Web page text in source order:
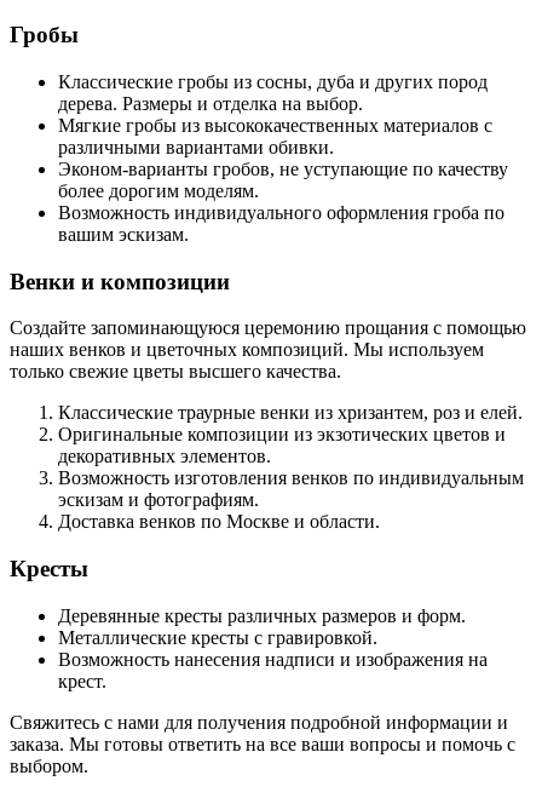
Гробы
Классические гробы из сосны, дуба и других пород
дерева. Размеры и отделка на выбор.
Мягкие гробы из высококачественных материалов с
различными вариантами обивки.
Эконом-варианты гробов, не уступающие по качеству
более дорогим моделям.
Возможность индивидуального оформления гроба по
вашим эскизам.
Венки и композиции
Создайте запоминающуюся церемонию прощания с помощью
наших венков и цветочных композиций. Мы используем
только свежие цветы высшего качества.
Классические траурные венки из хризантем, роз и елей.
Оригинальные композиции из экзотических цветов и
декоративных элементов.
Возможность изготовления венков по индивидуальным
эскизам и фотографиям.
Доставка венков по Москве и области.
Кресты
Деревянные кресты различных размеров и форм.
Металлические кресты с гравировкой.
Возможность нанесения надписи и изображения на
крест.
Свяжитесь с нами для получения подробной информации и
заказа. Мы готовы ответить на все ваши вопросы и помочь с
выбором.